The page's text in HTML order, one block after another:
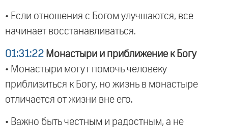
• Если отношения с Богом улучшаются, все
начинает восстанавливаться.
01:31:22 Монастыри и приближение к Богу
• Монастыри могут помочь человеку
приблизиться к Богу, но жизнь в монастыре
отличается от жизни вне его.
• Важно быть честным и радостным, а не